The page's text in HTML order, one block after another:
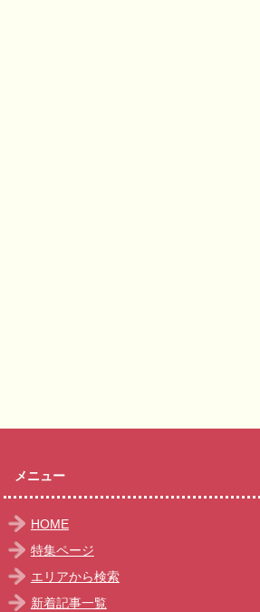
メニュー
HOME
特集ページ
エリアから検索
新着記事一覧